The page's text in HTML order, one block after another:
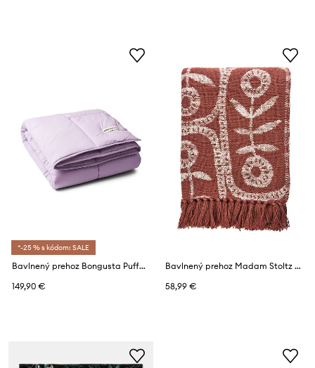
*-25 % s kódom: SALE
Bavlnený prehoz Bongusta Puffy 150 x 200 cm
149,90 €
Bavlnený prehoz Madam Stoltz 125 x 175 cm
58,99 €